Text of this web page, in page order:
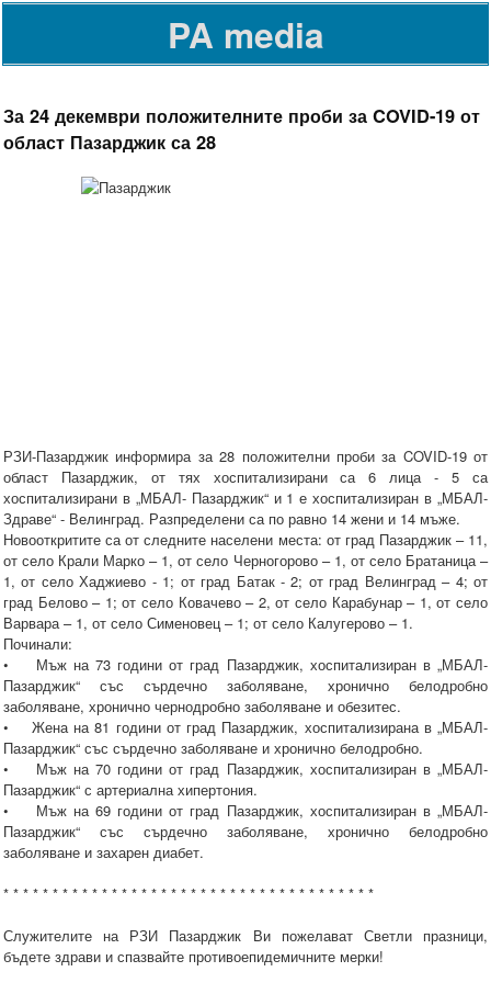
PA media
За 24 декември положителните проби за COVID-19 от
област Пазарджик са 28
РЗИ-Пазарджик информира за 28 положителни проби за COVID-19 от
област Пазарджик, от тях хоспитализирани са 6 лица - 5 са
хоспитализирани в „МБАЛ- Пазарджик“ и 1 е хоспитализиран в „МБАЛ-
Здраве“ - Велинград. Разпределени са по равно 14 жени и 14 мъже.
Новооткритите са от следните населени места: от град Пазарджик – 11,
от село Крали Марко – 1, от село Черногорово – 1, от село Братаница –
1, от село Хаджиево - 1; от град Батак - 2; от град Велинград – 4; от
град Белово – 1; от село Ковачево – 2, от село Карабунар – 1, от село
Варвара – 1, от село Сименовец – 1; от село Калугерово – 1.
Починали:
• Мъж на 73 години от град Пазарджик, хоспитализиран в „МБАЛ-
Пазарджик“ със сърдечно заболяване, хронично белодробно
заболяване, хронично чернодробно заболяване и обезитес.
• Жена на 81 години от град Пазарджик, хоспитализирана в „МБАЛ-
Пазарджик“ със сърдечно заболяване и хронично белодробно.
• Мъж на 70 години от град Пазарджик, хоспитализиран в „МБАЛ-
Пазарджик“ с артериална хипертония.
• Мъж на 69 години от град Пазарджик, хоспитализиран в „МБАЛ-
Пазарджик“ със сърдечно заболяване, хронично белодробно
заболяване и захарен диабет.
* * * * * * * * * * * * * * * * * * * * * * * * * * * * * * * * * * * * * *
Служителите на РЗИ Пазарджик Ви пожелават Светли празници,
бъдете здрави и спазвайте противоепидемичните мерки!